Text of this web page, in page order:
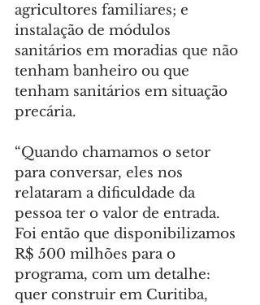
agricultores familiares; e
instalação de módulos
sanitários em moradias que não
tenham banheiro ou que
tenham sanitários em situação
precária.
“Quando chamamos o setor
para conversar, eles nos
relataram a dificuldade da
pessoa ter o valor de entrada.
Foi então que disponibilizamos
R$ 500 milhões para o
programa, com um detalhe:
quer construir em Curitiba,